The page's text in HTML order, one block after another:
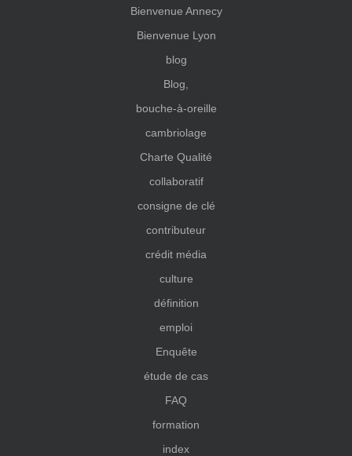
Bienvenue Annecy
Bienvenue Lyon
blog
Blog,
bouche-à-oreille
cambriolage
Charte Qualité
collaboratif
consigne de clé
contributeur
crédit média
culture
définition
emploi
Enquête
étude de cas
FAQ
formation
index